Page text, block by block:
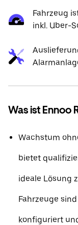
Fahrzeug
inkl. Uber-
Was ist Ennoo
Wachstum
bietet
ideale Lösung
Fahrzeuge
konfiguriert